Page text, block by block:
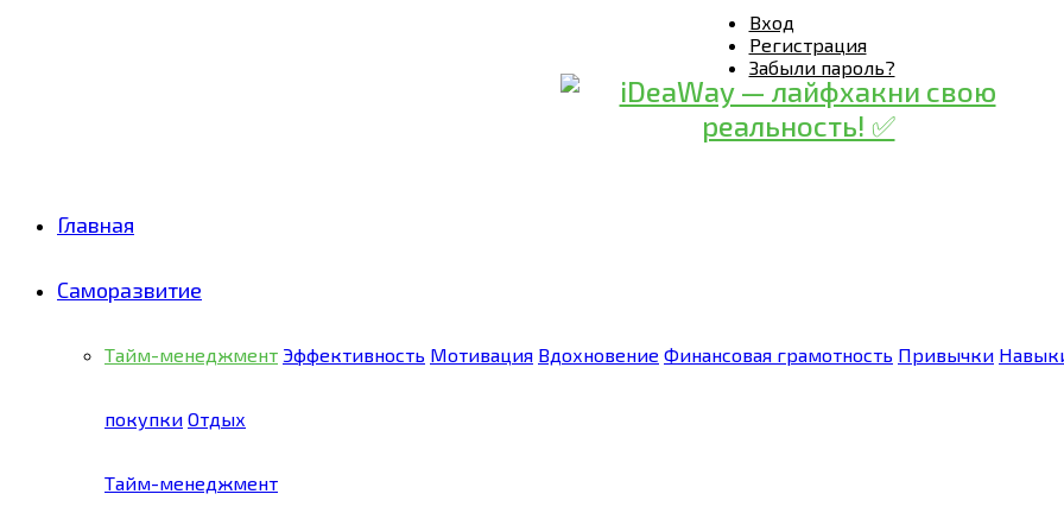
Вход
Регистрация
Забыли пароль?
Главная
Саморазвитие
Тайм-менеджмент Эффективность Мотивация Вдохновение Финансовая грамотность Привычки
покупки Отдых
Тайм-менеджмент